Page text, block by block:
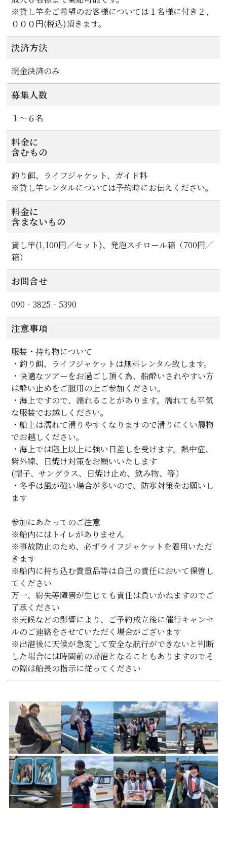
※貸し竿をご希望のお客様については１名様に付き２，
０００円(税込)頂きます。
決済方法
現金決済のみ
募集人数
１～６名
料金に
含むもの
釣り餌、ライフジャケット、ガイド料
※貸し竿レンタルについては予約時にお伝えください。
料金に
含まないもの
貸し竿(1,100円／セット)、発泡スチロール箱（700円／
箱）
お問合せ
090‐3825‐5390
注意事項
服装・持ち物について
・釣り餌、ライフジャケットは無料レンタル致します。
・快適なツアーをお過ごし頂く為、船酔いされやすい方
は酔い止めをご服用の上ご参加ください。
・海上ですので、濡れることがあります。濡れても平気
な服装でお越しください。
・船上は濡れて滑りやすくなりますので滑りにくい履物
でお越しください。
・海上では陸上以上に強い日差しを受けます。熱中症、
紫外線、日焼け対策をお願いいたします
(帽子、サングラス、日焼け止め、飲み物、等）
・冬季は風が強い場合が多いので、防寒対策をお願いし
ます
参加にあたってのご注意
※船内にはトイレがありません
※事故防止のため、必ずライフジャケットを着用いただ
きます
※船内に持ち込む貴重品等は自己の責任において保管し
てください
万一、紛失等障害が生じても責任は負いかねますのでご
了承ください
※天候などの影響により、ご予約成立後に催行キャンセ
ルのご連絡をさせていただく場合がございます
※出港後に天候が急変して安全な航行ができないと判断
した場合には時間前の帰港となることもありますのでそ
の際は船長の指示に従ってください